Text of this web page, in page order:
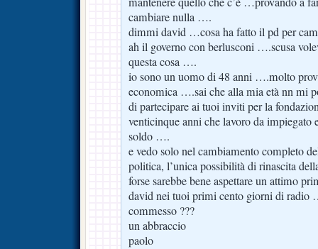
cambiare nulla ….
dimmi david …cosa ha fatto il pd per
ah il governo con berlusconi ….scusa
questa cosa ….
io sono un uomo di 48 anni ….molto
economica ….sai che alla mia età nn mi
di partecipare ai tuoi inviti per la
venticinque anni che lavoro da impiegato
soldo ….
e vedo solo nel cambiamento completo
politica, l’unica possibilità di rinascita
forse sarebbe bene aspettare un attimo
david nei tuoi primi cento giorni di radio
commesso ???
un abbraccio
paolo